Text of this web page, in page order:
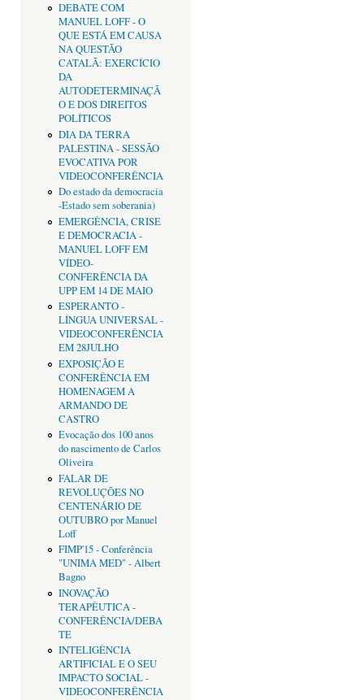
DEBATE COM
MANUEL LOFF - O
QUE ESTÁ EM CAUSA
NA QUESTÃO
CATALÃ: EXERCÍCIO
DA
AUTODETERMINAÇÃ
O E DOS DIREITOS
POLÍTICOS
DIA DA TERRA
PALESTINA - SESSÃO
EVOCATIVA POR
VIDEOCONFERÊNCIA
Do estado da democracia
-Estado sem soberania)
EMERGÊNCIA, CRISE
E DEMOCRACIA -
MANUEL LOFF EM
VÍDEO-
CONFERÊNCIA DA
UPP EM 14 DE MAIO
ESPERANTO -
LÍNGUA UNIVERSAL -
VIDEOCONFERÊNCIA
EM 28JULHO
EXPOSIÇÃO E
CONFERÊNCIA EM
HOMENAGEM A
ARMANDO DE
CASTRO
Evocação dos 100 anos
do nascimento de Carlos
Oliveira
FALAR DE
REVOLUÇÕES NO
CENTENÁRIO DE
OUTUBRO por Manuel
Loff
FIMP'15 - Conferência
"UNIMA MED" - Albert
Bagno
INOVAÇÃO
TERAPÊUTICA -
CONFERÊNCIA/DEBA
TE
INTELIGÊNCIA
ARTIFICIAL E O SEU
IMPACTO SOCIAL -
VIDEOCONFERÊNCIA